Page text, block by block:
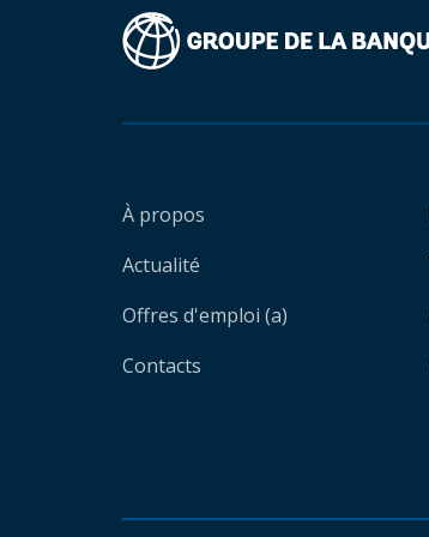
À propos
Actualité
Offres d'emploi (a)
Contacts